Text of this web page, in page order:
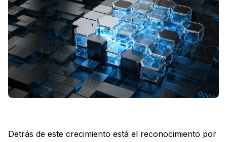
Detrás de este crecimiento está el reconocimiento por